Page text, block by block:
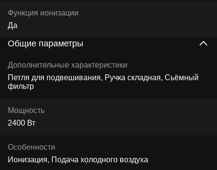
Функция ионизации
Да
Общие параметры
Дополнительные характеристики
Петля для подвешивания, Ручка складная, Сьёмный
фильтр
Мощность
2400 Вт
Особенности
Ионизация, Подача холодного воздуха